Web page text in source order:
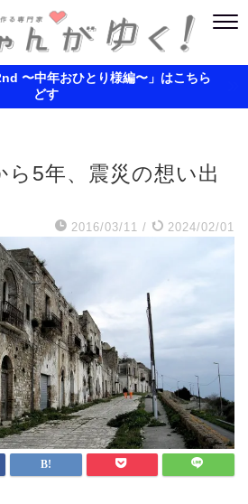
〜中年おひとり様編〜」はこちら
どす
ら5年、震災の想い出
2016/03/11 / 2024/02/01